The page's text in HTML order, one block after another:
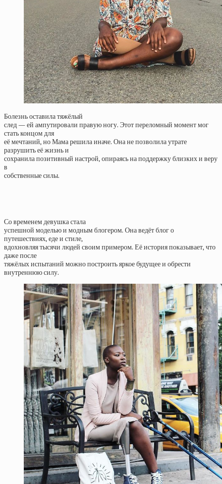
Болезнь оставила тяжёлый
след — ей ампутировали правую ногу. Этот переломный момент мог
стать концом для
её мечтаний, но Мама решила иначе. Она не позволила утрате
разрушить её жизнь и
сохранила позитивный настрой, опираясь на поддержку близких и веру
в
собственные силы.
Со временем девушка стала
успешной моделью и модным блогером. Она ведёт блог о
путешествиях, еде и стиле,
вдохновляя тысячи людей своим примером. Её история показывает, что
даже после
тяжёлых испытаний можно построить яркое будущее и обрести
внутреннюю силу.